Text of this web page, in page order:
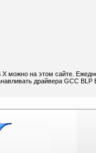
можно на этом сайте.
драйвера GCC